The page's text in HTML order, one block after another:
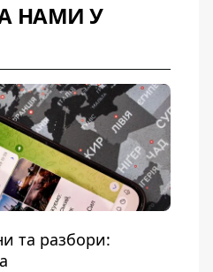
НАМИ У
та разбори: